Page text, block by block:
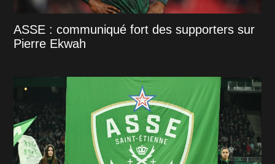
ASSE : communiqué fort des supporters sur
Pierre Ekwah